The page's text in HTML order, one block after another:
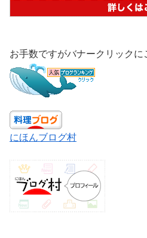
お手数ですがバナークリック
にほんブログ村